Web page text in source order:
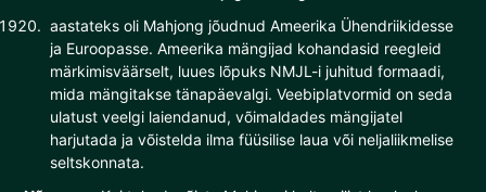
aastateks oli Mahjong jõudnud Ameerika Ühendriikidesse
ja Euroopasse. Ameerika mängijad kohandasid reegleid
märkimisväärselt, luues lõpuks NMJL-i juhitud formaadi,
mida mängitakse tänapäevalgi. Veebiplatvormid on seda
ulatust veelgi laiendanud, võimaldades mängijatel
harjutada ja võistelda ilma füüsilise laua või neljaliikmelise
seltskonnata.